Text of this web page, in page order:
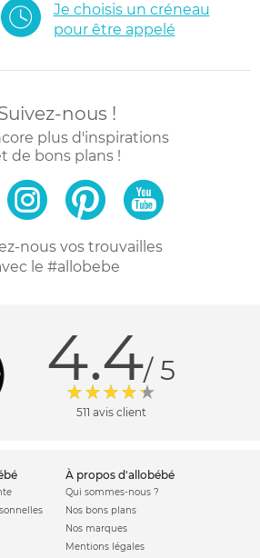
Je choisis un créneau
pour être appelé
nous !
plus d'inspirations
de bons plans !
nous vos trouvailles
le #allobebe
4.4/ 5
511 avis client
à propos d'allobébé
Qui sommes-nous ?
Nos bons plans
Nos marques
Mentions légales